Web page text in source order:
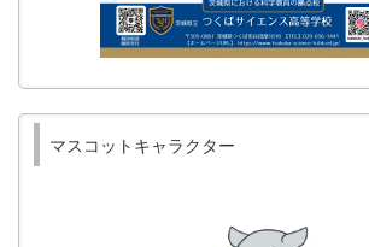
マスコットキャラクター